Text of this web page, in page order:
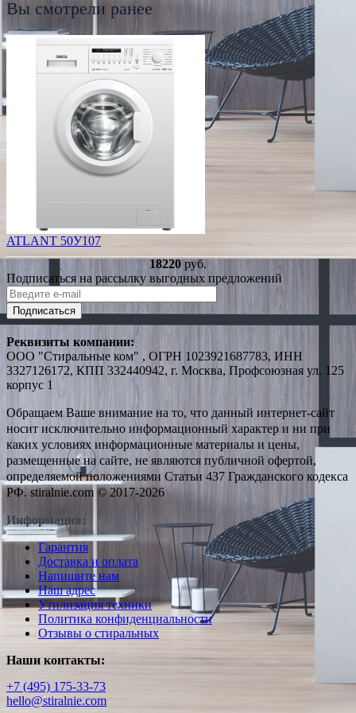
Вы смотрели ранее
ATLANT 50У107
18220 руб.
Подписаться на рассылку выгодных предложений
Подписаться
Реквизиты компании:
ООО "Стиральные ком" , ОГРН 1023921687783, ИНН
3327126172, КПП 332440942, г. Москва, Профсоюзная ул. 125
корпус 1
Обращаем Ваше внимание на то, что данный интернет-сайт
носит исключительно информационный характер и ни при
каких условиях информационные материалы и цены,
размещенные на сайте, не являются публичной офертой,
определяемой положениями Статьи 437 Гражданского кодекса
РФ. stiralnie.com © 2017-2026
Информация:
Гарантия
Доставка и оплата
Напишите нам
Наш адрес
Утилизация техники
Политика конфиденциальности
Отзывы о стиральных
Наши контакты:
+7 (495) 175-33-73
hello@stiralnie.com